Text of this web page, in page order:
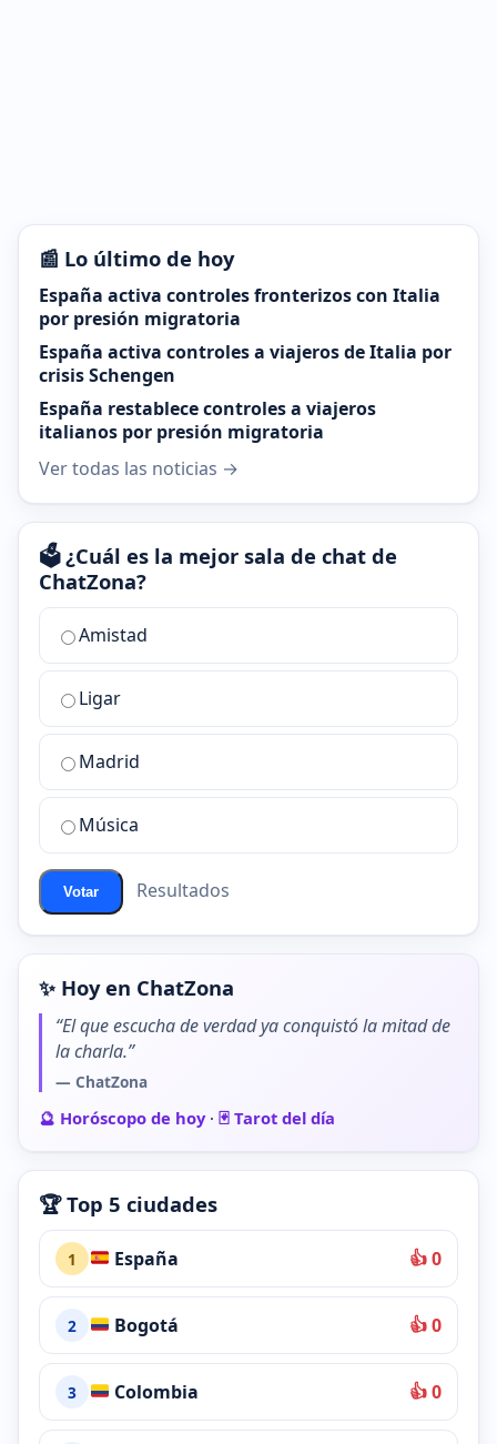
📰 Lo último de hoy
España activa controles fronterizos con Italia
por presión migratoria
España activa controles a viajeros de Italia por
crisis Schengen
España restablece controles a viajeros
italianos por presión migratoria
Ver todas las noticias →
🗳️ ¿Cuál es la mejor sala de chat de
ChatZona?
¿Cuál
la
mejor
sala
chat
ChatZona?
Amistad
Ligar
Madrid
Música
Votar Resultados
✨ Hoy en ChatZona
“El que escucha de verdad ya conquistó la mitad de
la charla.”
— ChatZona
🔮 Horóscopo de hoy· 🃏 Tarot del día
🏆 Top 5 ciudades
1 España 👍 0
2 Bogotá 👍 0
3 Colombia 👍 0